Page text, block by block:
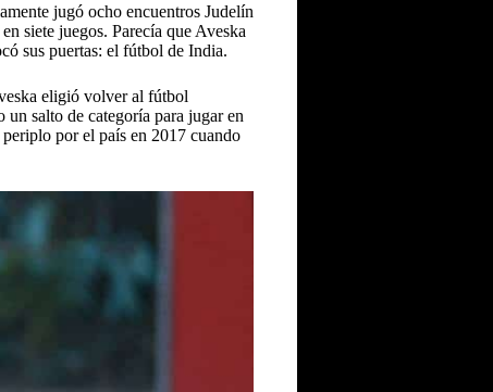
jugó ocho encuentros Judelín
siete juegos. Parecía que Aveska
sus puertas: el fútbol de India.
eligió volver al fútbol
salto de categoría para jugar en
por el país en 2017 cuando